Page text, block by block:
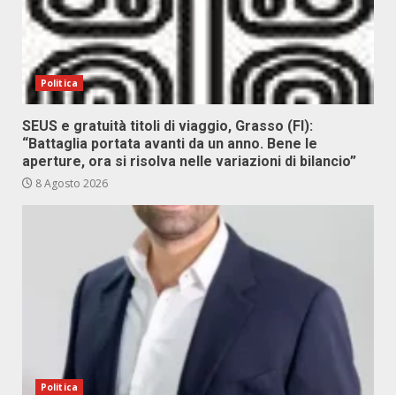
Politica
SEUS e gratuità titoli di viaggio, Grasso (FI):
“Battaglia portata avanti da un anno. Bene le
aperture, ora si risolva nelle variazioni di bilancio”
8 Agosto 2026
Politica